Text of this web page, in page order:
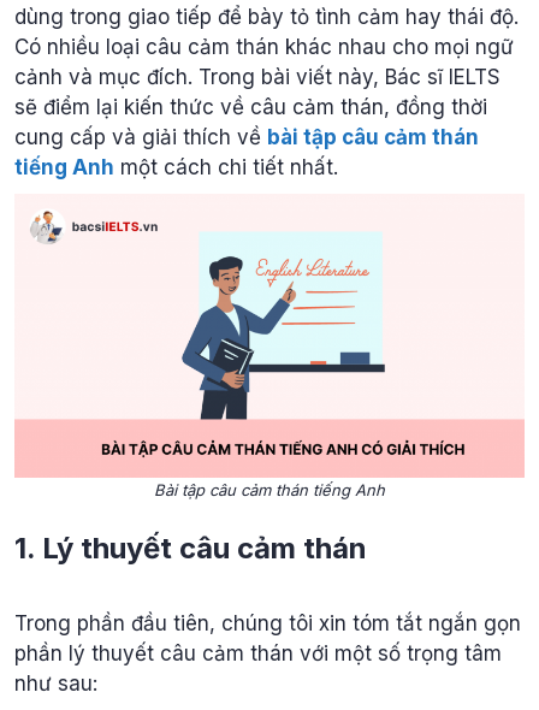
dùng trong giao tiếp để bày tỏ tình cảm hay thái độ.
Có nhiều loại câu cảm thán khác nhau cho mọi ngữ
cảnh và mục đích. Trong bài viết này, Bác sĩ IELTS
sẽ điểm lại kiến thức về câu cảm thán, đồng thời
cung cấp và giải thích về bài tập câu cảm thán
tiếng Anh một cách chi tiết nhất.
Bài tập câu cảm thán tiếng Anh
1. Lý thuyết câu cảm thán
Trong phần đầu tiên, chúng tôi xin tóm tắt ngắn gọn
phần lý thuyết câu cảm thán với một số trọng tâm
như sau: